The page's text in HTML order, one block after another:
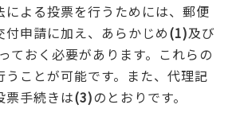
よる投票を行うためには、郵便
申請に加え、あらかじめ(1)及び
ておく必要があります。これらの
うことが可能です。また、代理記
票手続きは(3)のとおりです。